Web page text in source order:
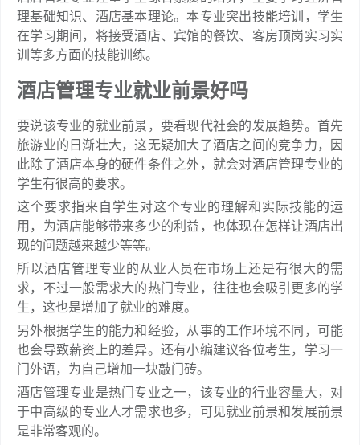
理基础知识、酒店基本理论。本专业突出技能培训，学生
在学习期间，将接受酒店、宾馆的餐饮、客房顶岗实习实
训等多方面的技能训练。
酒店管理专业就业前景好吗
要说该专业的就业前景，要看现代社会的发展趋势。首先
旅游业的日渐壮大，这无疑加大了酒店之间的竞争力，因
此除了酒店本身的硬件条件之外，就会对酒店管理专业的
学生有很高的要求。
这个要求指来自学生对这个专业的理解和实际技能的运
用，为酒店能够带来多少的利益，也体现在怎样让酒店出
现的问题越来越少等等。
所以酒店管理专业的从业人员在市场上还是有很大的需
求，不过一般需求大的热门专业，往往也会吸引更多的学
生，这也是增加了就业的难度。
另外根据学生的能力和经验，从事的工作环境不同，可能
也会导致薪资上的差异。还有小编建议各位考生，学习一
门外语，为自己增加一块敲门砖。
酒店管理专业是热门专业之一，该专业的行业容量大，对
于中高级的专业人才需求也多，可见就业前景和发展前景
是非常客观的。